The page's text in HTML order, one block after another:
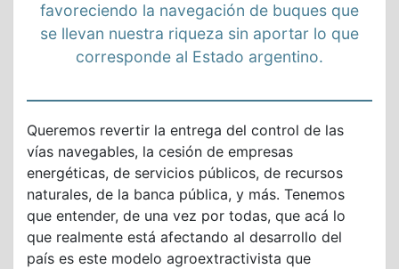
favoreciendo la navegación de buques que
se llevan nuestra riqueza sin aportar lo que
corresponde al Estado argentino.
Queremos revertir la entrega del control de las
vías navegables, la cesión de empresas
energéticas, de servicios públicos, de recursos
naturales, de la banca pública, y más. Tenemos
que entender, de una vez por todas, que acá lo
que realmente está afectando al desarrollo del
país es este modelo agroextractivista que